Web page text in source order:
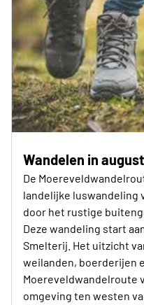
Wandelen in
De
landelijke luswandeling
door het rustige
Deze wandeling start
Smelterij. Het uitzicht
weilanden, boerderijen
Moereveldwandelroute
omgeving ten westen